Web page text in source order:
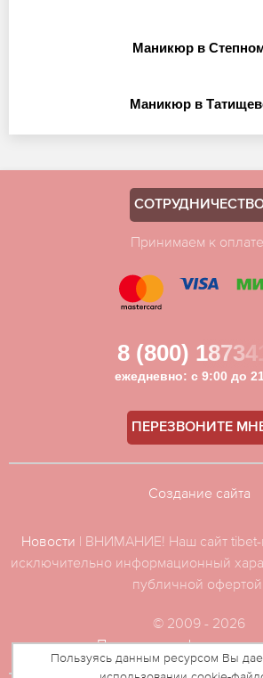
Маникюр в
Маникюр в
Принимаем к
8 (800)
ежедневно: с 9:00 до
ПЕРЕЗВОНИТЕ
Новости | ВНИМАНИЕ! Наш сайт tibet-
исключительно информационный
публичной офертой.
© 2009 - 2026
Политика
Создание сайта
Пользуясь данным ресурсом Вы